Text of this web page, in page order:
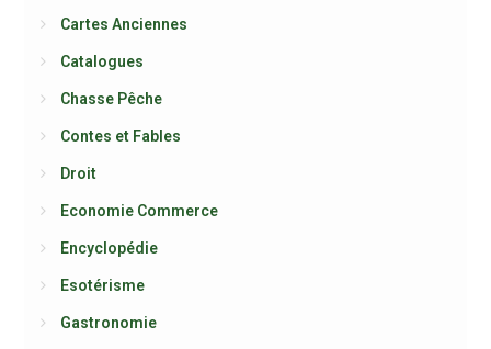
Cartes Anciennes
Catalogues
Chasse Pêche
Contes et Fables
Droit
Economie Commerce
Encyclopédie
Esotérisme
Gastronomie